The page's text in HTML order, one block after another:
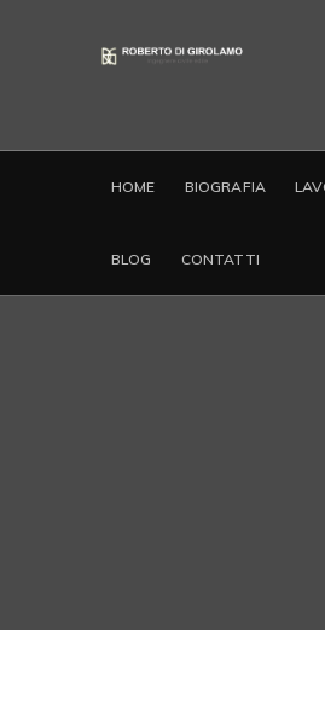
HOME BIOGRAFIA
BLOG CONTATTI